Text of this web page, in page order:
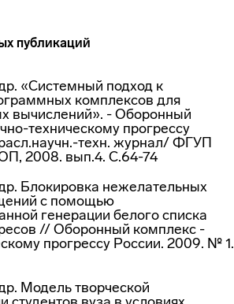
публикаций
«Системный подход к
комплексов для
вычислений». - Оборонный
техническому прогрессу
техн. журнал/ ФГУП
2008. вып.4. С.64-74
Блокировка нежелательных
с помощью
генерации белого списка
// Оборонный комплекс -
прогрессу России. 2009. № 1.
Модель творческой